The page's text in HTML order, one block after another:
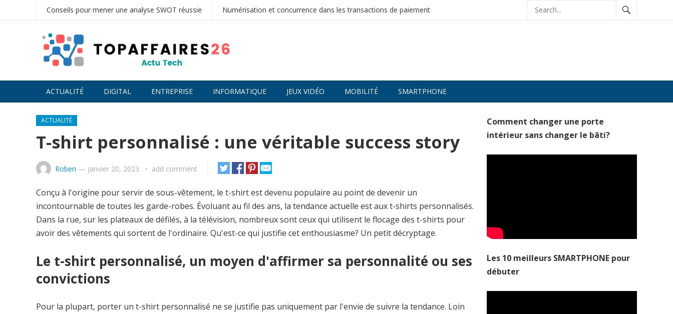
Conseils pour mener une analyse SWOT réussie Numérisation et concurrence dans les transactions de paiement
ACTUALITÉ DIGITAL ENTREPRISE INFORMATIQUE JEUX VIDÉO MOBILITÉ SMARTPHONE
ACTUALITÉ
T-shirt personnalisé : une véritable success story
Roben — janvier 20, 2023 add comment
Conçu à l'origine pour servir de sous-vêtement, le t-shirt est devenu populaire au point de devenir un
incontournable de toutes les garde-robes. Évoluant au fil des ans, la tendance actuelle est aux t-shirts personnalisés.
Dans la rue, sur les plateaux de défilés, à la télévision, nombreux sont ceux qui utilisent le flocage des t-shirts pour
avoir des vêtements qui sortent de l'ordinaire. Qu'est-ce qui justifie cet enthousiasme? Un petit décryptage.
Le t-shirt personnalisé, un moyen d'affirmer sa personnalité ou ses
convictions
Pour la plupart, porter un t-shirt personnalisé ne se justifie pas uniquement par l'envie de suivre la tendance. Loin
Comment changer une porte
intérieur sans changer le bâti?
Les 10 meilleurs SMARTPHONE pour
débuter